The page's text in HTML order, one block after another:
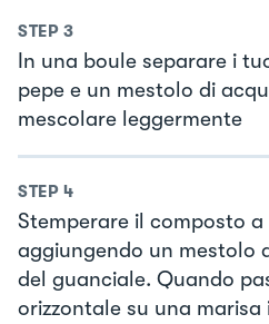
STEP 3
In una boule separare i
pepe e un mestolo di
mescolare leggermente
STEP 4
Stemperare il composto
aggiungendo un mestolo
del guanciale. Quando
orizzontale su una